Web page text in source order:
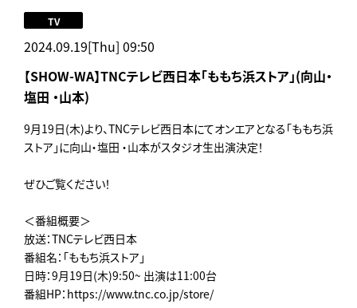
2024.09.19[Thu] 09:50
TV
【SHOW-WA】TNCテレビ西日本「ももち浜ストア」(向山・
塩田 ・山本)
9月19日(木)より、TNCテレビ西日本にてオンエアとなる「ももち浜
ストア」に向山・塩田 ・山本がスタジオ生出演決定！
ぜひご覧ください！
＜番組概要＞
放送：TNCテレビ西日本
番組名：「ももち浜ストア」
日時：9月19日(木)9:50~ 出演は11:00台
番組HP：https://www.tnc.co.jp/store/